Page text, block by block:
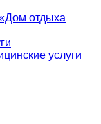
отдыха
услуги